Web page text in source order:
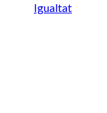
Igualtat